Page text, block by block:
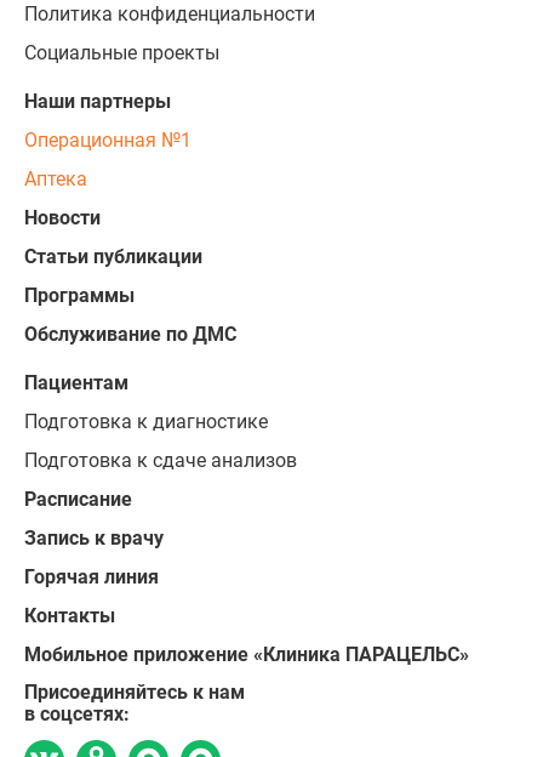
Политика конфиденциальности
Социальные проекты
Наши партнеры
Операционная №1
Аптека
Новости
Статьи публикации
Программы
Обслуживание по ДМС
Пациентам
Подготовка к диагностике
Подготовка к сдаче анализов
Расписание
Запись к врачу
Горячая линия
Контакты
Мобильное приложение «Клиника ПАРАЦЕЛЬС»
Присоединяйтесь к нам
в соцсетях: